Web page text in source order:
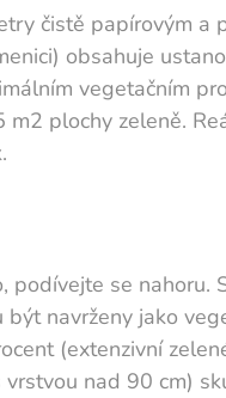
čistě papírovým a
obsahuje
vegetačním
plochy zeleně.
podívejte se nahoru.
navrženy jako
(extenzivní
nad 90 cm)